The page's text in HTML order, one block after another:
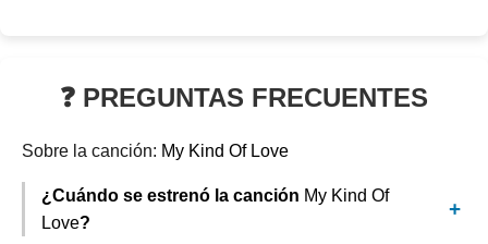
❓ PREGUNTAS FRECUENTES
Sobre la canción: My Kind Of Love
¿Cuándo se estrenó la canción My Kind Of
Love?